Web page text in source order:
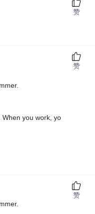
赞
When you work, yo
赞
赞